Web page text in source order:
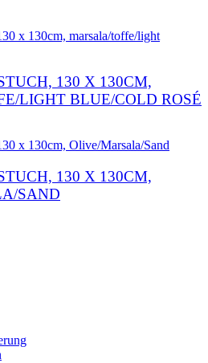
130 X 130CM,
LIGHT BLUE/COLD ROSÉ
130 X 130CM,
SAND